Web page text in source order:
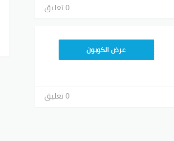
0 تعليق
MEAF25عرض الكوبون
0 تعليق